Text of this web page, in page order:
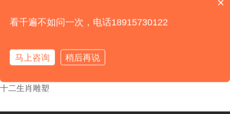
土工膜完整性检测 氨水喷枪
十二生肖雕塑
看千遍不如问一次，电话18915730122
马上咨询 稍后再说